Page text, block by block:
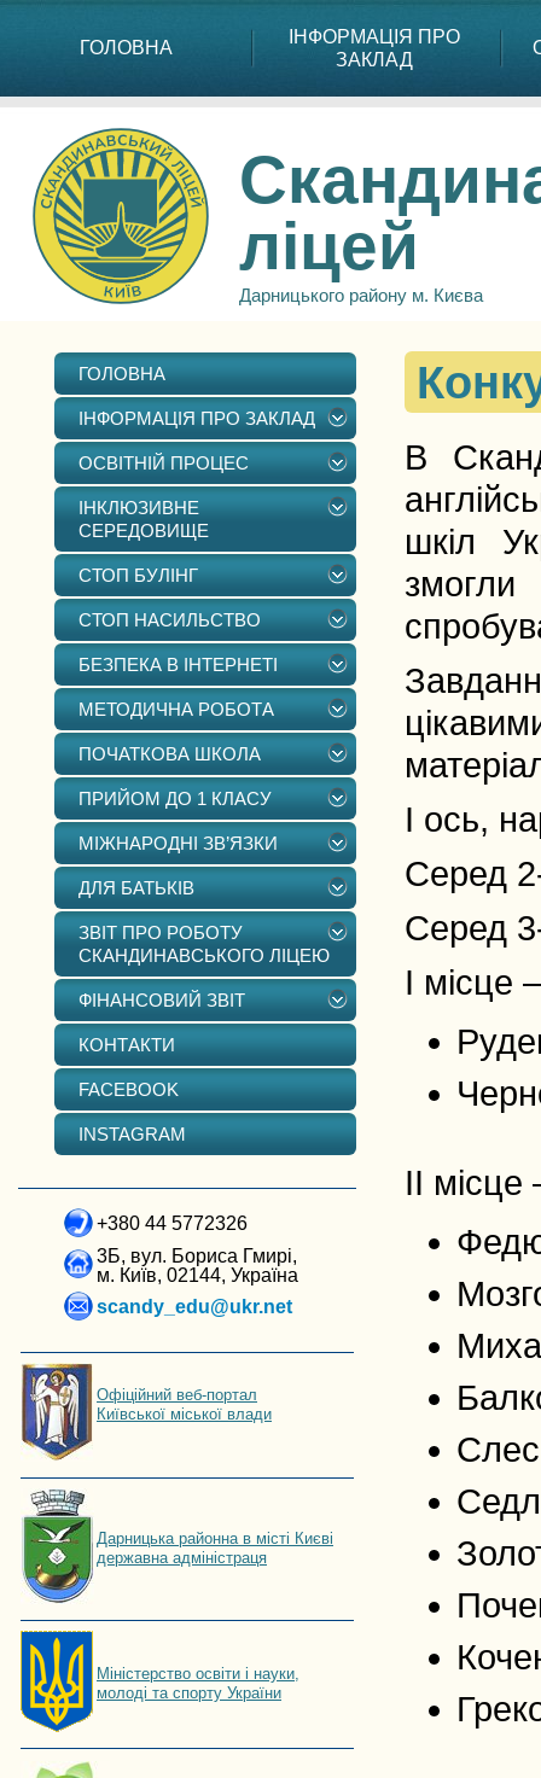
ГОЛОВНА
ІНФОРМАЦІЯ ПРО
ЗАКЛАД
ліцей
Дарницького району м. Києва
ГОЛОВНА
ІНФОРМАЦІЯ ПРО ЗАКЛАД
ОСВІТНІЙ ПРОЦЕС
ІНКЛЮЗИВНЕ
СЕРЕДОВИЩЕ
СТОП БУЛІНГ
СТОП НАСИЛЬСТВО
БЕЗПЕКА В ІНТЕРНЕТІ
МЕТОДИЧНА РОБОТА
ПОЧАТКОВА ШКОЛА
ПРИЙОМ ДО 1 КЛАСУ
МІЖНАРОДНІ ЗВ’ЯЗКИ
ДЛЯ БАТЬКІВ
ЗВІТ ПРО РОБОТУ
СКАНДИНАВСЬКОГО ЛІЦЕЮ
ФІНАНСОВИЙ ЗВІТ
КОНТАКТИ
FACEBOOK
INSTAGRAM
+380 44 5772326
3Б, вул. Бориса Гмирі,
м. Київ, 02144, Україна
scandy_edu@ukr.net
Офіційний веб-портал
Київської міської влади
Дарницька районна в місті Києві
державна адміністраця
Мiнiстерство освiти і науки,
молоді та спорту України
В
шкіл
змогли
І ось,
Серед
Серед
І місце –
ІІ місце